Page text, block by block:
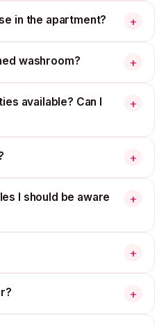
in the apartment? +
washroom? +
available? Can I
+
+
I should be aware
+
+
+